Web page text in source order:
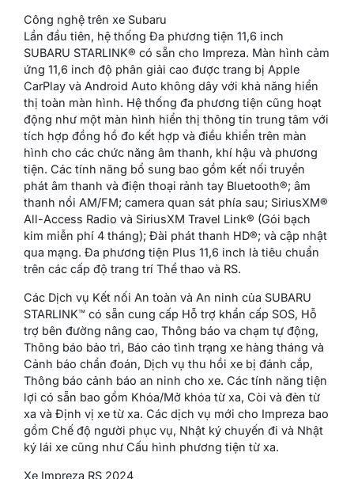
Công nghệ trên xe Subaru
Lần đầu tiên, hệ thống Đa phương tiện 11,6 inch
SUBARU STARLINK® có sẵn cho Impreza. Màn hình cảm
ứng 11,6 inch độ phân giải cao được trang bị Apple
CarPlay và Android Auto không dây với khả năng hiển
thị toàn màn hình. Hệ thống đa phương tiện cũng hoạt
động như một màn hình hiển thị thông tin trung tâm với
tích hợp đồng hồ đo kết hợp và điều khiển trên màn
hình cho các chức năng âm thanh, khí hậu và phương
tiện. Các tính năng bổ sung bao gồm kết nối truyền
phát âm thanh và điện thoại rảnh tay Bluetooth®; âm
thanh nổi AM/FM; camera quan sát phía sau; SiriusXM®
All-Access Radio và SiriusXM Travel Link® (Gói bạch
kim miễn phí 4 tháng); Đài phát thanh HD®; và cập nhật
qua mạng. Đa phương tiện Plus 11,6 inch là tiêu chuẩn
trên các cấp độ trang trí Thể thao và RS.
Các Dịch vụ Kết nối An toàn và An ninh của SUBARU
STARLINK™ có sẵn cung cấp Hỗ trợ khẩn cấp SOS, Hỗ
trợ bên đường nâng cao, Thông báo va chạm tự động,
Thông báo bảo trì, Báo cáo tình trạng xe hàng tháng và
Cảnh báo chẩn đoán, Dịch vụ thu hồi xe bị đánh cắp,
Thông báo cảnh báo an ninh cho xe. Các tính năng tiện
lợi có sẵn bao gồm Khóa/Mở khóa từ xa, Còi và đèn từ
xa và Định vị xe từ xa. Các dịch vụ mới cho Impreza bao
gồm Chế độ người phục vụ, Nhật ký chuyến đi và Nhật
ký lái xe cũng như Cấu hình phương tiện từ xa.
Xe Impreza RS 2024